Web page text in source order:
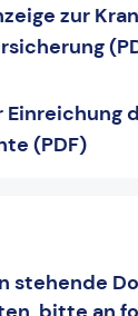
zur
Einreichung
(PDF)
stehende